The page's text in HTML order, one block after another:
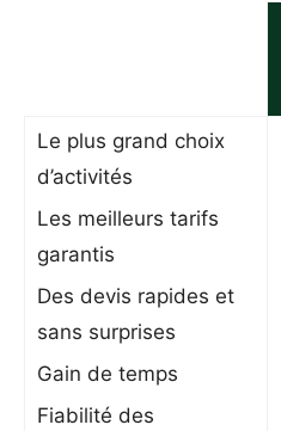
Le plus grand choix
d’activités
Les meilleurs tarifs
garantis
Des devis rapides et
sans surprises
Gain de temps
Fiabilité des